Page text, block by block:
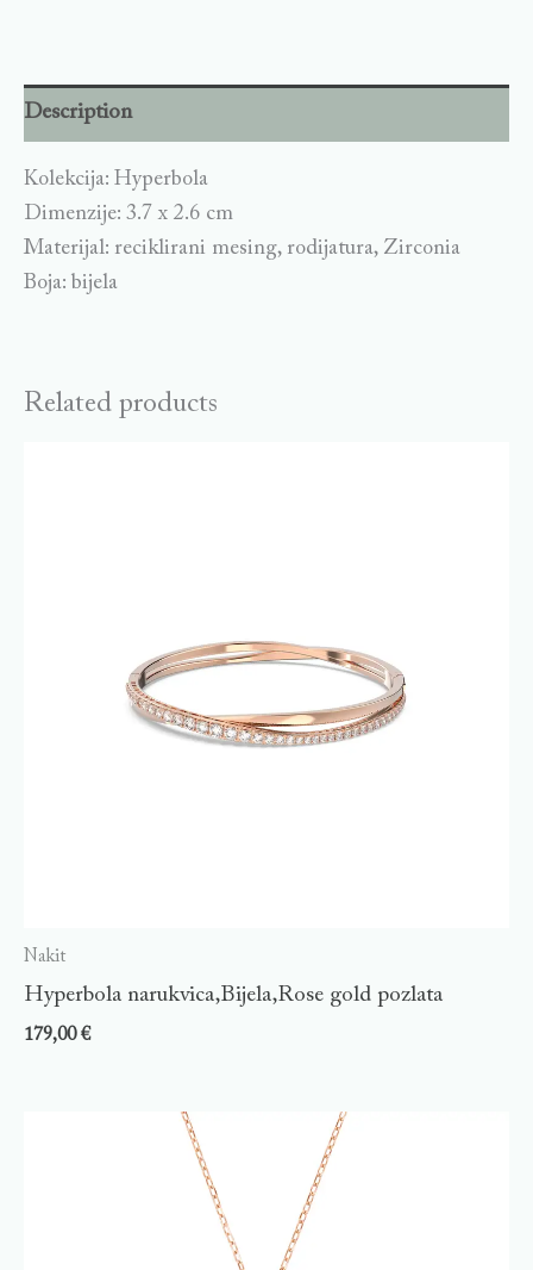
Description
Kolekcija: Hyperbola
Dimenzije: 3.7 x 2.6 cm
Materijal: reciklirani mesing, rodijatura, Zirconia
Boja: bijela
Related products
Nakit
Hyperbola narukvica,Bijela,Rose gold pozlata
179,00€